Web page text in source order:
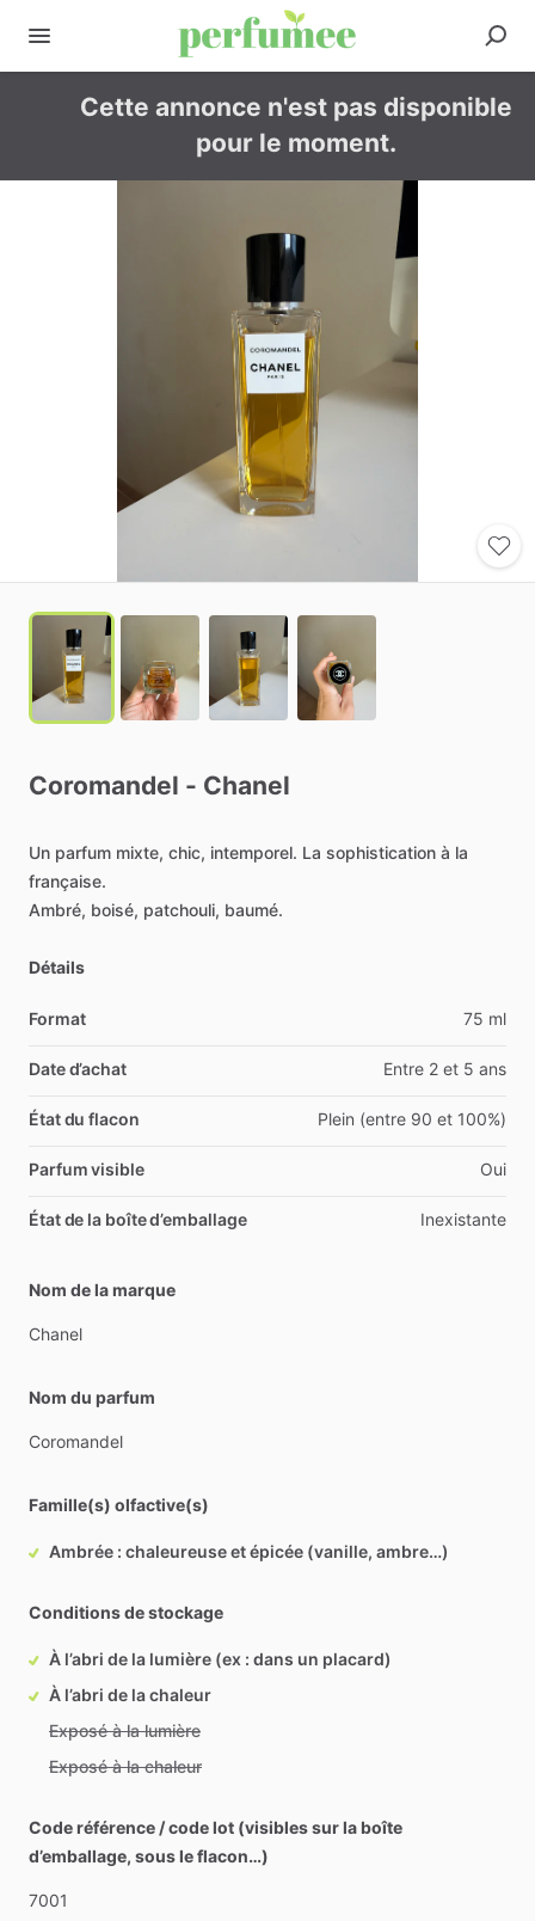
Cette annonce n'est pas disponible
pour le moment.
Coromandel - Chanel
Un parfum mixte, chic, intemporel. La sophistication à la
française.
Ambré, boisé, patchouli, baumé.
Détails
Format 75 ml
Date d’achat Entre 2 et 5 ans
État du flacon Plein (entre 90 et 100%)
Parfum visible Oui
État de la boîte d’emballage Inexistante
Nom de la marque
Chanel
Nom du parfum
Coromandel
Famille(s) olfactive(s)
Ambrée : chaleureuse et épicée (vanille, ambre…)
Conditions de stockage
À l’abri de la lumière (ex : dans un placard)
À l’abri de la chaleur
Exposé à la lumière
Exposé à la chaleur
Code référence / code lot (visibles sur la boîte
d’emballage, sous le flacon…)
7001